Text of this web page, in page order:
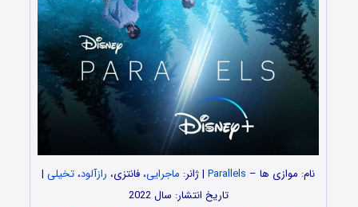
نام: موازی ها – Parallels | ژانر: ماجرایی، فانتزی، رازآلود، تخیلی |
تاریخ انتشار: سال 2022